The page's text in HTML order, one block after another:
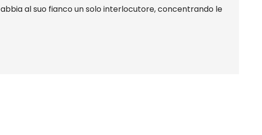
al suo fianco un solo interlocutore, concentrando le